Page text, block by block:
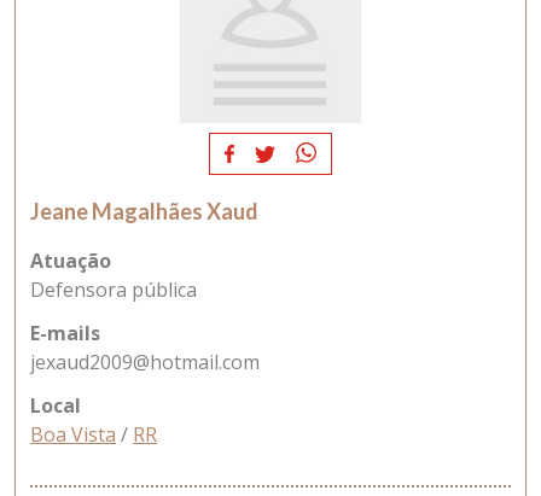
Jeane Magalhães Xaud
Atuação
Defensora pública
E-mails
jexaud2009@hotmail.com
Local
Boa Vista / RR